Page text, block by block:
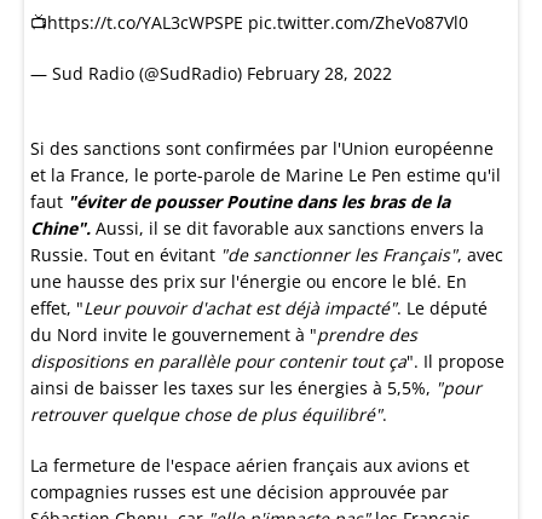
📺https://t.co/YAL3cWPSPE pic.twitter.com/ZheVo87Vl0
— Sud Radio (@SudRadio) February 28, 2022
Si des sanctions sont confirmées par l'Union européenne
et la France, le porte-parole de Marine Le Pen estime qu'il
faut "éviter de pousser Poutine dans les bras de la
Chine". Aussi, il se dit favorable aux sanctions envers la
Russie. Tout en évitant "de sanctionner les Français", avec
une hausse des prix sur l'énergie ou encore le blé. En
effet, "Leur pouvoir d'achat est déjà impacté". Le député
du Nord invite le gouvernement à "prendre des
dispositions en parallèle pour contenir tout ça". Il propose
ainsi de baisser les taxes sur les énergies à 5,5%, "pour
retrouver quelque chose de plus équilibré".
La fermeture de l'espace aérien français aux avions et
compagnies russes est une décision approuvée par